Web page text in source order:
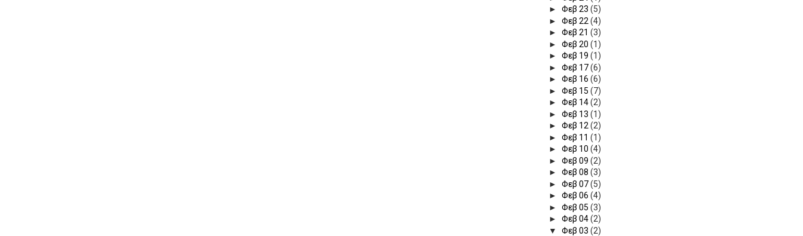
►Φεβ 23(5)
►Φεβ 22(4)
►Φεβ 21(3)
►Φεβ 20(1)
►Φεβ 19(1)
►Φεβ 17(6)
►Φεβ 16(6)
►Φεβ 15(7)
►Φεβ 14(2)
►Φεβ 13(1)
►Φεβ 12(2)
►Φεβ 11(1)
►Φεβ 10(4)
►Φεβ 09(2)
►Φεβ 08(3)
►Φεβ 07(5)
►Φεβ 06(4)
►Φεβ 05(3)
►Φεβ 04(2)
▼Φεβ 03(2)